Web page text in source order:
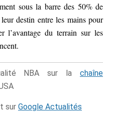
sous la barre des 50% de
destin entre les mains pour
l’avantage du terrain sur les
NBA sur la chaîne
sur Google Actualités